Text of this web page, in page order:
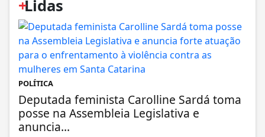
+
Lidas
POLÍTICA
Deputada feminista Carolline Sardá toma
posse na Assembleia Legislativa e
anuncia...